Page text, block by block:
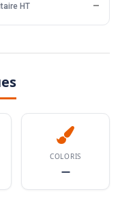
HT
—
COLORIS
—